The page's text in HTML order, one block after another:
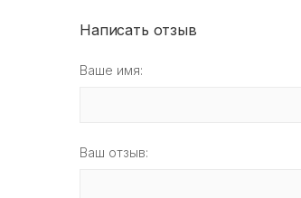
Написать отзыв
Ваше имя:
Ваш отзыв: